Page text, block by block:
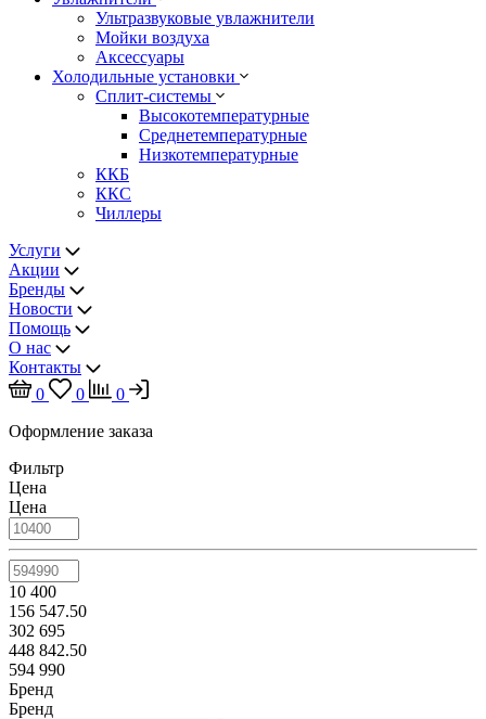
Ультразвуковые увлажнители
Мойки воздуха
Аксессуары
Холодильные установки
Сплит-системы
Высокотемпературные
Среднетемпературные
Низкотемпературные
ККБ
ККС
Чиллеры
Услуги
Акции
Бренды
Новости
Помощь
О нас
Контакты
0
0
0
Оформление заказа
Фильтр
Цена
Цена
10 400
156 547.50
302 695
448 842.50
594 990
Бренд
Бренд